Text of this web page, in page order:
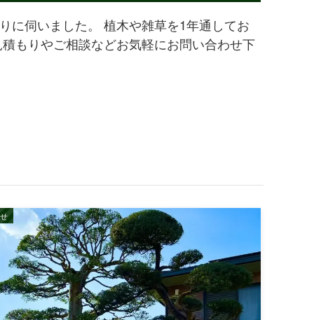
に伺いました。 植木や雑草を1年通してお
もりやご相談などお気軽にお問い合わせ下